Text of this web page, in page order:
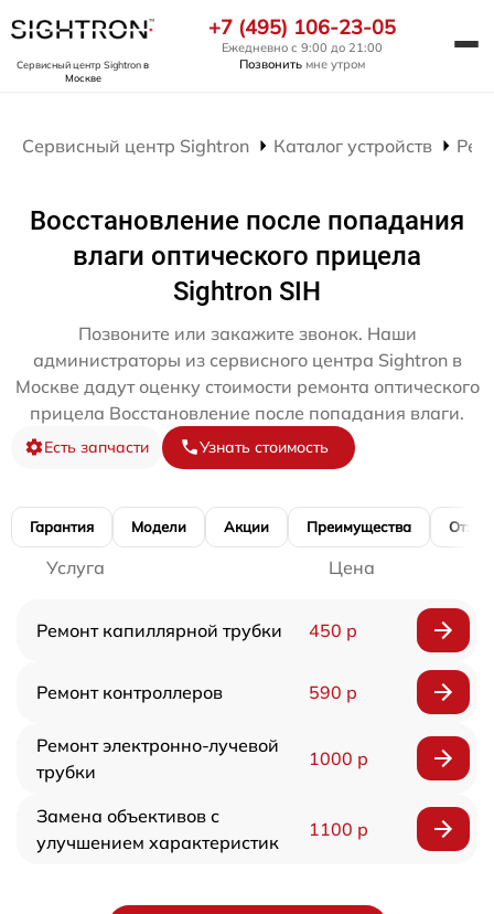
Сервисный центр Sightronв
Москве
+7 (495) 106-23-05
Ежедневно с 9:00 до 21:00
Позвонить мне утром
Сервисный центр Sightron Каталог устройств
Восстановление после попадания
влаги оптического прицела
Sightron SIH
Позвоните или закажите звонок. Наши
администраторы из сервисного центра Sightron в
Москве дадут оценку стоимости ремонта оптического
прицела Восстановление после попадания влаги.
Есть запчасти Узнать стоимость
Гарантия Модели Акции Преимущества
Услуга Цена
Ремонт капиллярной трубки 450 р
Ремонт контроллеров 590 р
Ремонт электронно-лучевой
трубки
1000 р
Замена объективов с
улучшением характеристик
1100 р